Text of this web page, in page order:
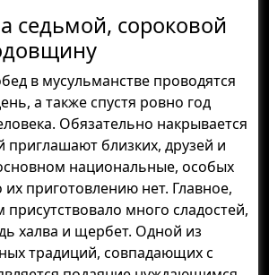
седьмой, сороковой
в мусульманстве проводятся
а также спустя ровно год
Обязательно накрывается
приглашают близких, друзей и
национальные, особых
приготовлению нет. Главное,
присутствовало много сладостей,
халва и щербет. Одной из
традиций, совпадающих с